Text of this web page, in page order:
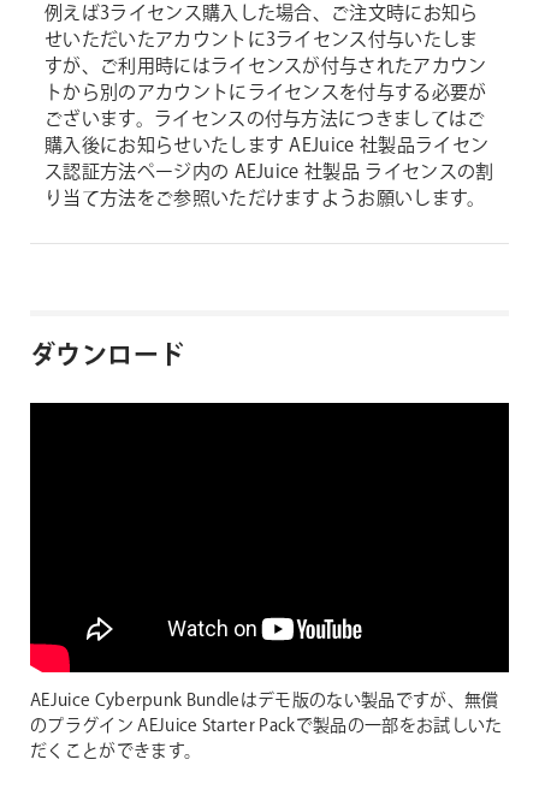
例えば3ライセンス購入した場合、ご注文時にお知ら
せいただいたアカウントに3ライセンス付与いたしま
すが、ご利用時にはライセンスが付与されたアカウン
トから別のアカウントにライセンスを付与する必要が
ございます。ライセンスの付与方法につきましてはご
購入後にお知らせいたします AEJuice 社製品ライセン
ス認証方法ページ内の AEJuice 社製品 ライセンスの割
り当て方法をご参照いただけますようお願いします。
ダウンロード
AEJuice Cyberpunk Bundleはデモ版のない製品ですが、無償
のプラグイン AEJuice Starter Packで製品の一部をお試しいた
だくことができます。